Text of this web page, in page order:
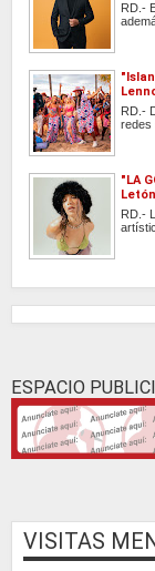
RD.-
RD.-
redes
"LA
RD.-
ESPACIO
VISITAS